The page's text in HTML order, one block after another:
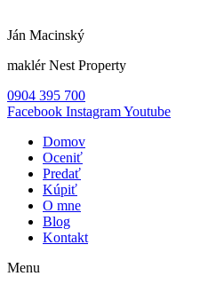
Ján Macinský
maklér Nest Property
0904 395 700
Facebook InstagramYoutube
Domov
Oceniť
Predať
Kúpiť
O mne
Blog
Kontakt
Menu